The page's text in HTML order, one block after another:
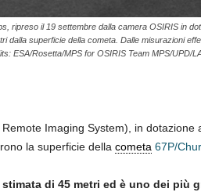
ripreso il 19 settembre dalla camera OSIRIS in
dalla superficie della cometa. Dalle misurazioni
ESA/Rosetta/MPS for OSIRIS Team MPS/UPD/
Imaging System), in dotazione
la superficie della cometa 67P/
di 45 metri ed è uno dei più